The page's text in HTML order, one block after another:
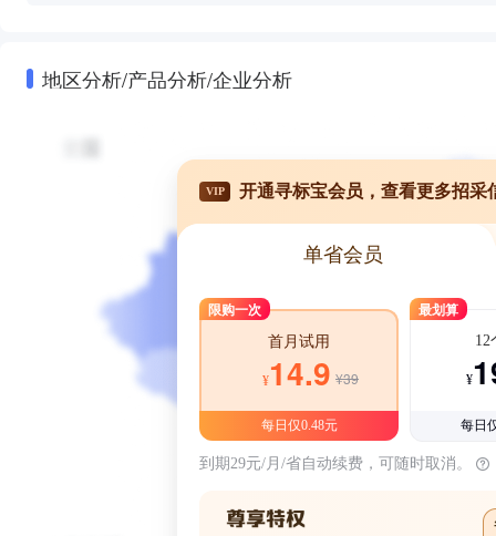
地区分析/产品分析/企业分析
VIP 开通寻标宝会员，查看更多招采
单省会员
限购一次
首月试用
¥14.9 ¥39
每日仅0.48元
最划算
12
¥
每日
到期29元/月/省自动续费，可随时取消。